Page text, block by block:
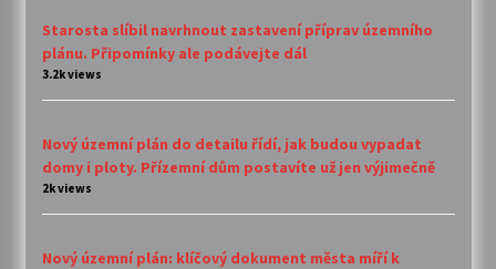
Starosta slíbil navrhnout zastavení příprav územního
plánu. Připomínky ale podávejte dál
3.2k views
Nový územní plán do detailu řídí, jak budou vypadat
domy i ploty. Přízemní dům postavíte už jen výjimečně
2k views
Nový územní plán: klíčový dokument města míří k